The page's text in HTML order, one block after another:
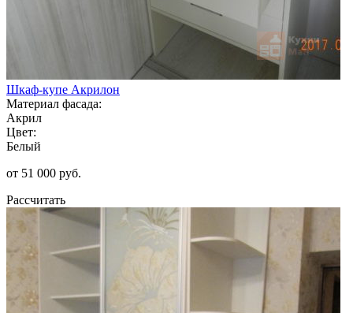
Шкаф-купе Акрилон
Материал фасада:
Акрил
Цвет:
Белый
от 51 000 руб.
Рассчитать